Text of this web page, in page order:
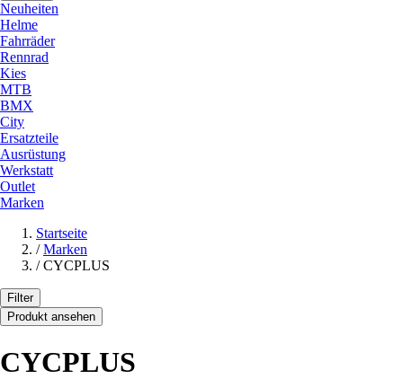
Neuheiten
Helme
Fahrräder
Rennrad
Kies
MTB
BMX
City
Ersatzteile
Ausrüstung
Werkstatt
Outlet
Marken
Startseite
/ Marken
/ CYCPLUS
Filter
Produkt ansehen
CYCPLUS